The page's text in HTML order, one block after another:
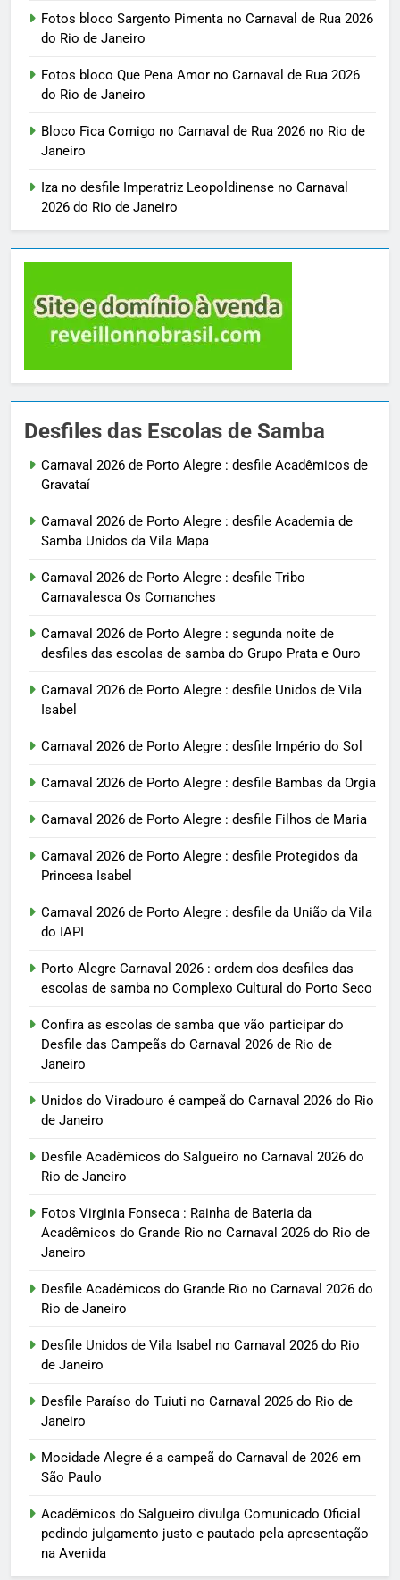
Fotos bloco Sargento Pimenta no Carnaval de Rua 2026
do Rio de Janeiro
Fotos bloco Que Pena Amor no Carnaval de Rua 2026
do Rio de Janeiro
Bloco Fica Comigo no Carnaval de Rua 2026 no Rio de
Janeiro
Iza no desfile Imperatriz Leopoldinense no Carnaval
2026 do Rio de Janeiro
Desfiles das Escolas de Samba
Carnaval 2026 de Porto Alegre : desfile Acadêmicos de
Gravataí
Carnaval 2026 de Porto Alegre : desfile Academia de
Samba Unidos da Vila Mapa
Carnaval 2026 de Porto Alegre : desfile Tribo
Carnavalesca Os Comanches
Carnaval 2026 de Porto Alegre : segunda noite de
desfiles das escolas de samba do Grupo Prata e Ouro
Carnaval 2026 de Porto Alegre : desfile Unidos de Vila
Isabel
Carnaval 2026 de Porto Alegre : desfile Império do Sol
Carnaval 2026 de Porto Alegre : desfile Bambas da Orgia
Carnaval 2026 de Porto Alegre : desfile Filhos de Maria
Carnaval 2026 de Porto Alegre : desfile Protegidos da
Princesa Isabel
Carnaval 2026 de Porto Alegre : desfile da União da Vila
do IAPI
Porto Alegre Carnaval 2026 : ordem dos desfiles das
escolas de samba no Complexo Cultural do Porto Seco
Confira as escolas de samba que vão participar do
Desfile das Campeãs do Carnaval 2026 de Rio de
Janeiro
Unidos do Viradouro é campeã do Carnaval 2026 do Rio
de Janeiro
Desfile Acadêmicos do Salgueiro no Carnaval 2026 do
Rio de Janeiro
Fotos Virginia Fonseca : Rainha de Bateria da
Acadêmicos do Grande Rio no Carnaval 2026 do Rio de
Janeiro
Desfile Acadêmicos do Grande Rio no Carnaval 2026 do
Rio de Janeiro
Desfile Unidos de Vila Isabel no Carnaval 2026 do Rio
de Janeiro
Desfile Paraíso do Tuiuti no Carnaval 2026 do Rio de
Janeiro
Mocidade Alegre é a campeã do Carnaval de 2026 em
São Paulo
Acadêmicos do Salgueiro divulga Comunicado Oficial
pedindo julgamento justo e pautado pela apresentação
na Avenida